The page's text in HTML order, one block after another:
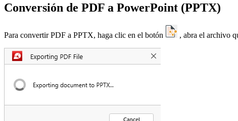
Conversión de PDF a PowerPoint (PPTX)
Para convertir PDF a PPTX, haga clic en el botón , abra el archivo